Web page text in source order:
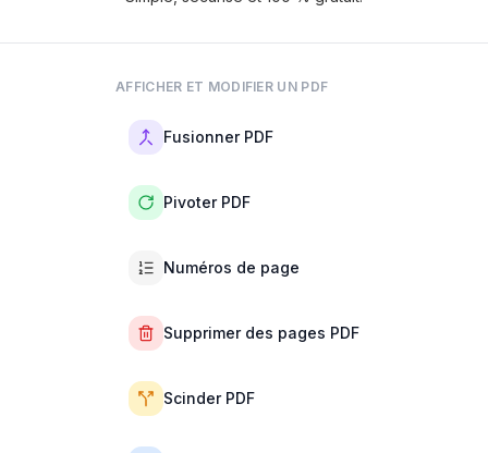
AFFICHER ET MODIFIER UN PDF
Fusionner PDF
Pivoter PDF
Numéros de page
Supprimer des pages PDF
Scinder PDF